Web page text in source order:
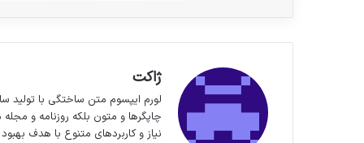
ژاکت
لورم ایپسوم متن ساختگی با تولید
چاپگرها و متون بلکه روزنامه و
نیاز و کاربردهای متنوع با هدف